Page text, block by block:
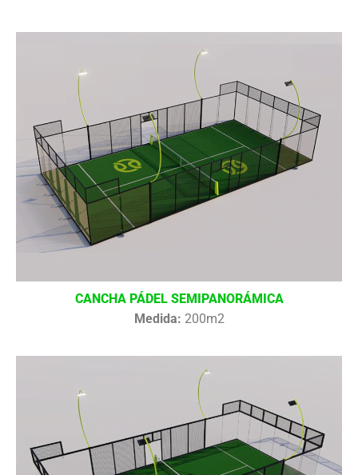
CANCHA PÁDEL SEMIPANORÁMICA
Medida: 200m2